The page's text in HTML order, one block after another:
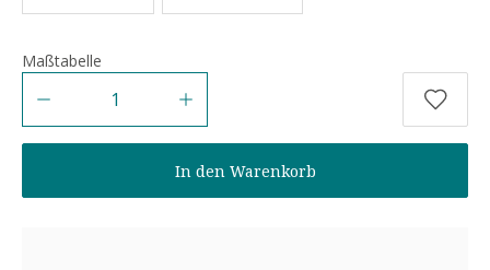
Maßtabelle
In den Warenkorb